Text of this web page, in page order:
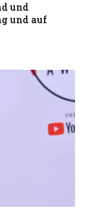
und
und auf